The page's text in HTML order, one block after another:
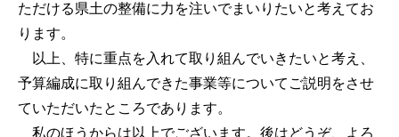
ただける県土の整備に力を注いでまいりたいと考えてお
ります。
以上、特に重点を入れて取り組んでいきたいと考え、
予算編成に取り組んできた事業等についてご説明をさせ
ていただいたところであります。
私のほうからは以上でございます。後はどうぞ、よろ